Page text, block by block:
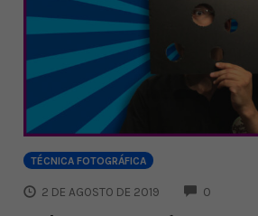
TÉCNICA FOTOGRÁFICA
2 DE AGOSTO DE 2019 0